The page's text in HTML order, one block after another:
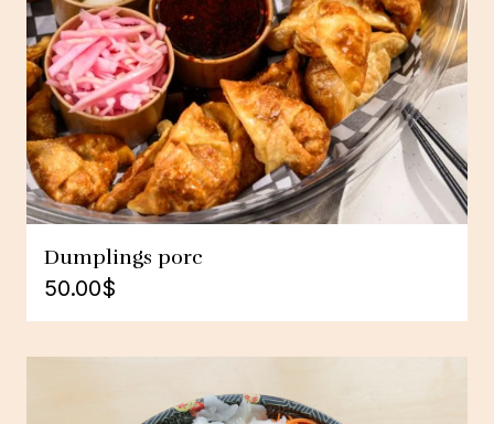
Dumplings porc
50.00$